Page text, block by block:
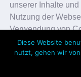
unserer Inhalte
Nutzung der
Verwendung von
Chosen
Diese Website
nutzt, gehen wir